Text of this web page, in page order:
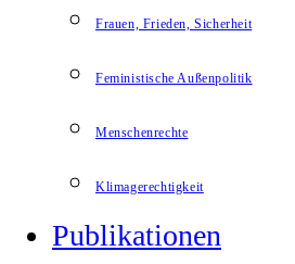
Frauen, Frieden, Sicherheit
Feministische Außenpolitik
Menschenrechte
Klimagerechtigkeit
Publikationen